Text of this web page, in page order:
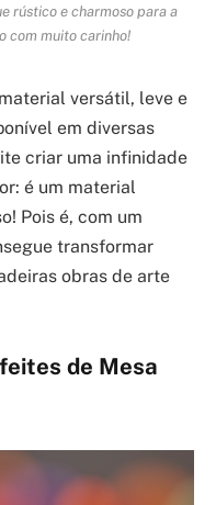
rústico e charmoso para a
com muito carinho!
versátil, leve e
em diversas
criar uma infinidade
é um material
Pois é, com um
transformar
obras de arte
de Mesa